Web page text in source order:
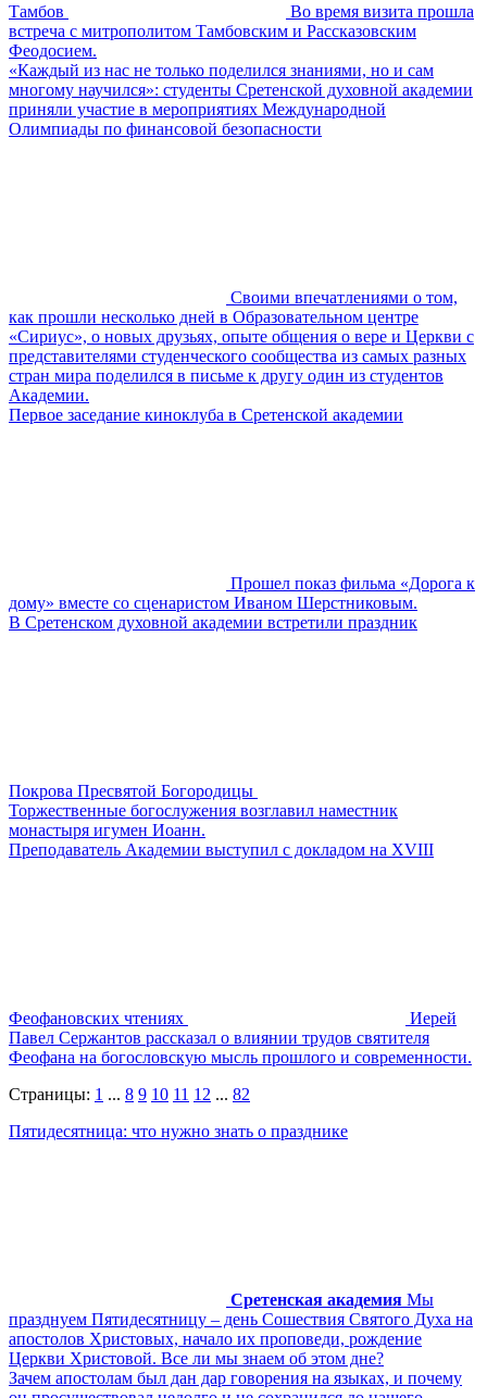
Тамбов
Во время визита прошла
встреча с митрополитом Тамбовским и Рассказовским
Феодосием.
«Каждый из нас не только поделился знаниями, но и сам
многому научился»: студенты Сретенской духовной академии
приняли участие в мероприятиях Международной
Олимпиады по финансовой безопасности
Своими впечатлениями о том,
как прошли несколько дней в Образовательном центре
«Сириус», о новых друзьях, опыте общения о вере и Церкви с
представителями студенческого сообщества из самых разных
стран мира поделился в письме к другу один из студентов
Академии.
Первое заседание киноклуба в Сретенской академии
Прошел показ фильма «Дорога к
дому» вместе со сценаристом Иваном Шерстниковым.
В Сретенском духовной академии встретили праздник
Покрова Пресвятой Богородицы
Торжественные богослужения возглавил наместник
монастыря игумен Иоанн.
Преподаватель Академии выступил с докладом на XVIII
Феофановских чтениях
Иерей
Павел Сержантов рассказал о влиянии трудов святителя
Феофана на богословскую мысль прошлого и современности.
Страницы: 1 ... 8 9 10 11 12 ... 82
Пятидесятница: что нужно знать о празднике
Сретенская академия Мы
празднуем Пятидесятницу – день Сошествия Святого Духа на
апостолов Христовых, начало их проповеди, рождение
Церкви Христовой. Все ли мы знаем об этом дне?
Зачем апостолам был дан дар говорения на языках, и почему